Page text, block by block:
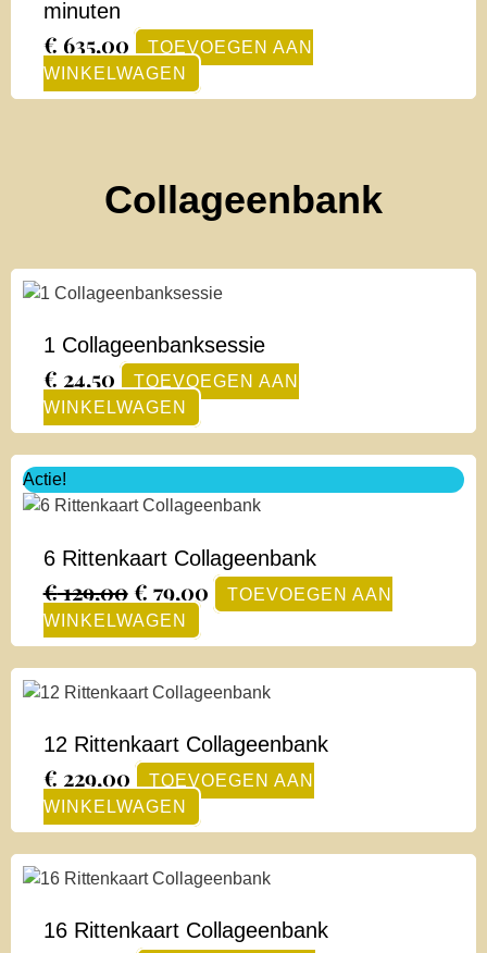
minuten
€ 635,00
TOEVOEGEN AAN
WINKELWAGEN
Collageenbank
1 Collageenbanksessie
€ 24,50
TOEVOEGEN AAN
WINKELWAGEN
Actie!
6 Rittenkaart Collageenbank
€129,00
Oorspronkelijke
prijs
€ 129,00.
€ 79,00
Huidige
prijs
€ 79,00.
TOEVOEGEN AAN
WINKELWAGEN
12 Rittenkaart Collageenbank
€ 229,00
TOEVOEGEN AAN
WINKELWAGEN
16 Rittenkaart Collageenbank